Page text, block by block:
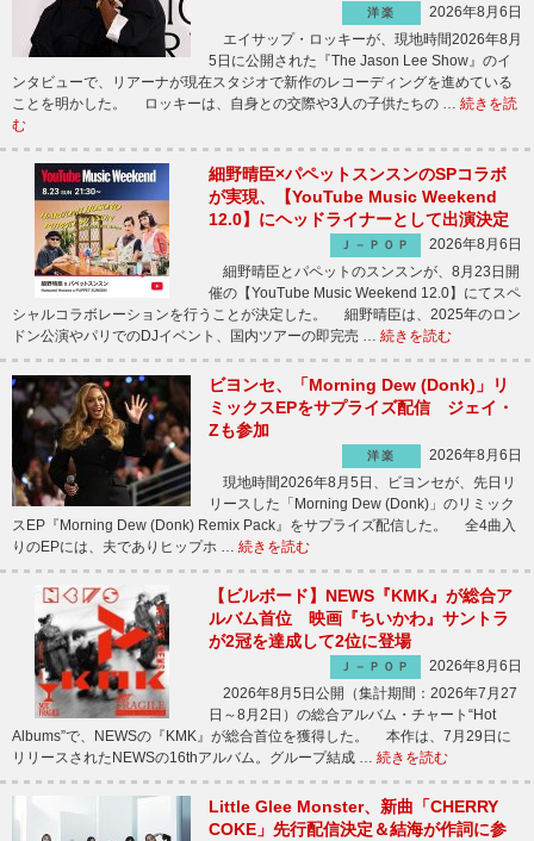
洋楽
2026年8月6日
エイサップ・ロッキーが、現地時間2026年8月
5日に公開された『The Jason Lee Show』のイ
ンタビューで、リアーナが現在スタジオで新作のレコーディングを進めている
ことを明かした。 ロッキーは、自身との交際や3人の子供たちの … 続きを読
む
細野晴臣×パペットスンスンのSPコラボ
が実現、【YouTube Music Weekend
12.0】にヘッドライナーとして出演決定
Ｊ－ＰＯＰ
2026年8月6日
細野晴臣とパペットのスンスンが、8月23日開
催の【YouTube Music Weekend 12.0】にてスペ
シャルコラボレーションを行うことが決定した。 細野晴臣は、2025年のロン
ドン公演やパリでのDJイベント、国内ツアーの即完売 … 続きを読む
ビヨンセ、「Morning Dew (Donk)」リ
ミックスEPをサプライズ配信 ジェイ・
Zも参加
洋楽
2026年8月6日
現地時間2026年8月5日、ビヨンセが、先日リ
リースした「Morning Dew (Donk)」のリミック
スEP『Morning Dew (Donk) Remix Pack』をサプライズ配信した。 全4曲入
りのEPには、夫でありヒップホ … 続きを読む
【ビルボード】NEWS『KMK』が総合ア
ルバム首位 映画『ちいかわ』サントラ
が2冠を達成して2位に登場
Ｊ－ＰＯＰ
2026年8月6日
2026年8月5日公開（集計期間：2026年7月27
日～8月2日）の総合アルバム・チャート“Hot
Albums”で、NEWSの『KMK』が総合首位を獲得した。 本作は、7月29日に
リリースされたNEWSの16thアルバム。グループ結成 … 続きを読む
Little Glee Monster、新曲「CHERRY
COKE」先行配信決定＆結海が作詞に参